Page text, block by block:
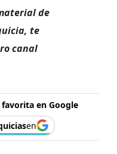
de
te
canal
en Google
en